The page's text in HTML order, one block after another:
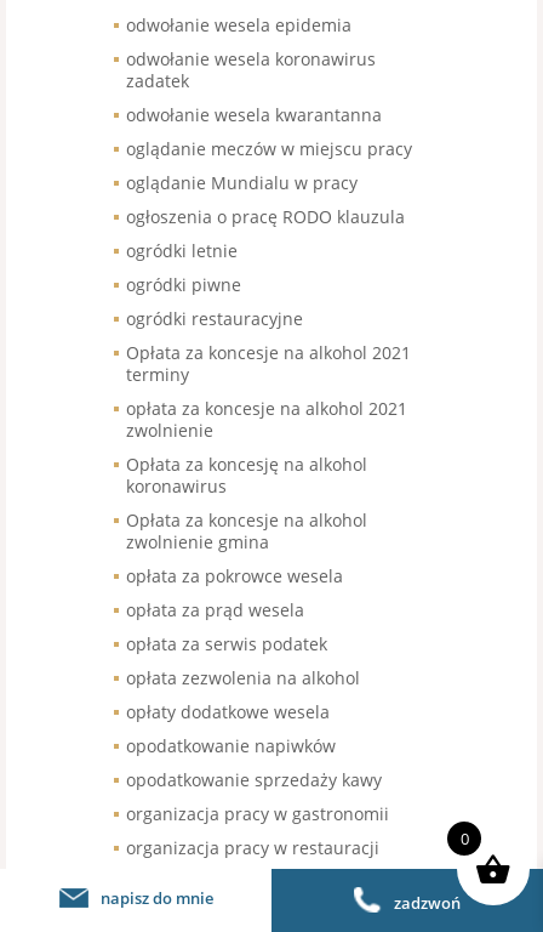
odwołanie wesela epidemia
odwołanie wesela koronawirus
zadatek
odwołanie wesela kwarantanna
oglądanie meczów w miejscu pracy
oglądanie Mundialu w pracy
ogłoszenia o pracę RODO klauzula
ogródki letnie
ogródki piwne
ogródki restauracyjne
Opłata za koncesje na alkohol 2021
terminy
opłata za koncesje na alkohol 2021
zwolnienie
Opłata za koncesję na alkohol
koronawirus
Opłata za koncesje na alkohol
zwolnienie gmina
opłata za pokrowce wesela
opłata za prąd wesela
opłata za serwis podatek
opłata zezwolenia na alkohol
opłaty dodatkowe wesela
opodatkowanie napiwków
opodatkowanie sprzedaży kawy
organizacja pracy w gastronomii
organizacja pracy w restauracji
organizacja urodzin stawka VAT
napisz do mnie zadzwoń
0